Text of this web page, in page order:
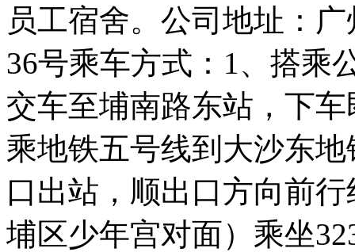
员工宿舍。公司地址：
36号乘车方式：1、搭乘
交车至埔南路东站，下
乘地铁五号线到大沙东
口出站，顺出口方向前
埔区少年宫对面）乘坐